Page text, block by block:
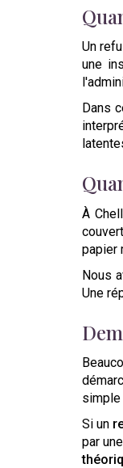
Un
une
Dans
À
papier
Nous
Une
Si un
par